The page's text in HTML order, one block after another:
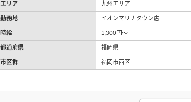
エリア 九州エリア
勤務地 イオンマリナタウン店
時給 1,300円～
都道府県 福岡県
市区群 福岡市西区